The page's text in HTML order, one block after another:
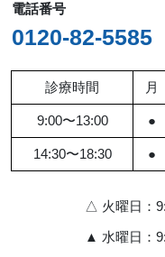
電話番号
0120-82-5585
診療時間 月
9:00〜13:00 ●
14:30〜18:30 ●
△ 火曜日：
▲ 水曜日：